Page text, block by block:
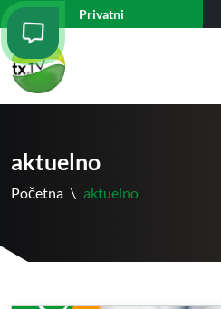
Privatni
aktuelno
Početna \ aktuelno